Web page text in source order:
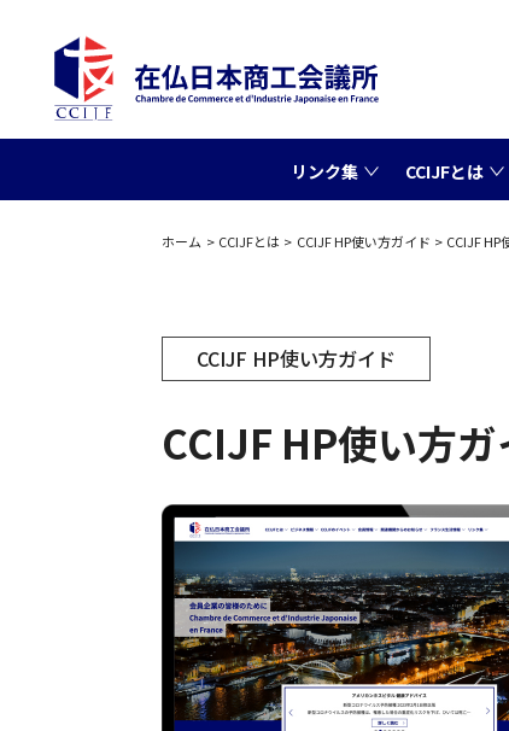
リンク集 CCIJFとは
ホーム CCIJFとは CCIJF HP使い方ガイド CCIJF HP
CCIJF HP使い方ガイド
CCIJF HP使い方ガ